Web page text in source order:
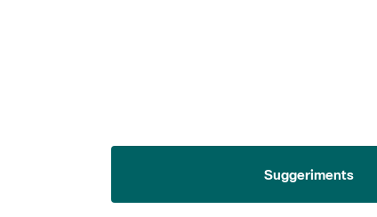
Suggeriments